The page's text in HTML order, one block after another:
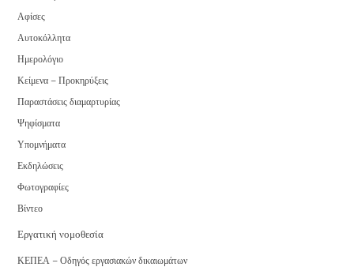
Αφίσες
Αυτοκόλλητα
Ημερολόγιο
Κείμενα – Προκηρύξεις
Παραστάσεις διαμαρτυρίας
Ψηφίσματα
Υπομνήματα
Εκδηλώσεις
Φωτογραφίες
Βίντεο
Εργατική νομοθεσία
ΚΕΠΕΑ – Οδηγός εργασιακών δικαιωμάτων